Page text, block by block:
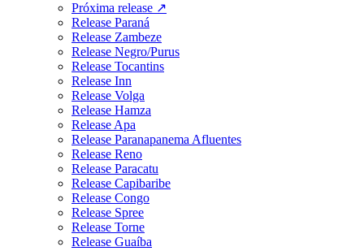
Próxima release ↗
Release Paraná
Release Zambeze
Release Negro/Purus
Release Tocantins
Release Inn
Release Volga
Release Hamza
Release Apa
Release Paranapanema Afluentes
Release Reno
Release Paracatu
Release Capibaribe
Release Congo
Release Spree
Release Torne
Release Guaíba